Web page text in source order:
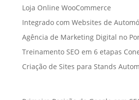
Loja Online WooCommerce
Integrado com Websites de
Agência de Marketing Digital no
Treinamento SEO em 6 etapas
Criação de Sites para Stands